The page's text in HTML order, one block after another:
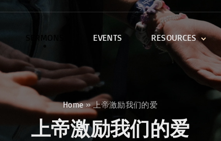
EVENTS RESOURCES
DEVOTIONALS
DISCIPLESHIP CLASSES
ONE SOUL FOR CHRIST
Home»上帝激励我们的爱
上帝激励我们的爱